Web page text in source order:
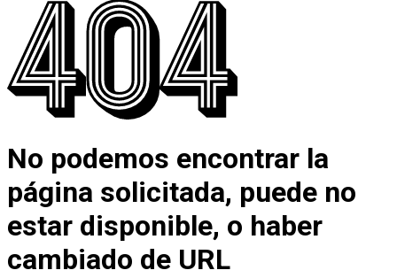
No podemos encontrar la
página solicitada, puede no
estar disponible, o haber
cambiado de URL